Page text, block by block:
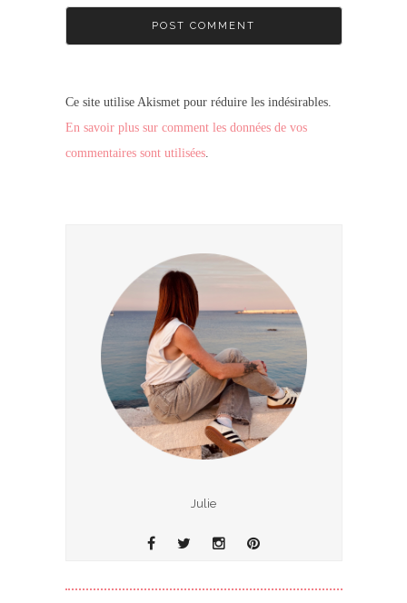
Ce site utilise Akismet pour réduire les indésirables.
En savoir plus sur comment les données de vos
commentaires sont utilisées.
Julie